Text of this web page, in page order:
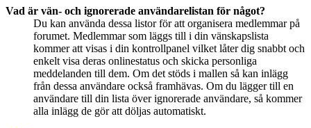
Vad är vän- och ignorerade användarelistan för något?
Du kan använda dessa listor för att organisera medlemmar på
forumet. Medlemmar som läggs till i din vänskapslista
kommer att visas i din kontrollpanel vilket låter dig snabbt och
enkelt visa deras onlinestatus och skicka personliga
meddelanden till dem. Om det stöds i mallen så kan inlägg
från dessa användare också framhävas. Om du lägger till en
användare till din lista över ignorerade användare, så kommer
alla inlägg de gör att döljas automatiskt.